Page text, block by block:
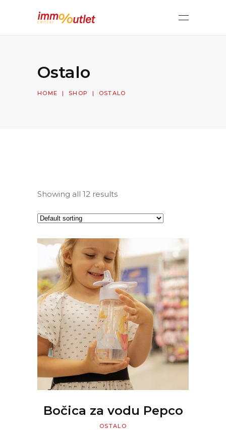
Ostalo
HOME | SHOP | OSTALO
Showing all 12 results
READ MORE
Bočica za vodu Pepco
OSTALO